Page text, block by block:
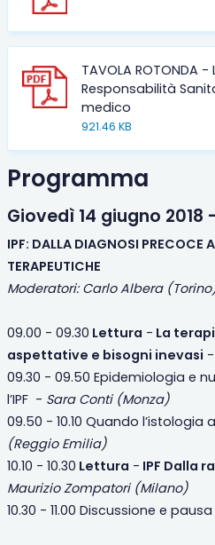
TAVOLA ROTONDA
Responsabilità
medico
921.46 KB
Programma
Giovedì 14 giugno 2018 -
IPF: DALLA DIAGNOSI PRECOCE
TERAPEUTICHE
Moderatori: Carlo Albera
09.00 - 09.30 Lettura - La
aspettative e bisogni inevasi -
09.30 - 09.50 Epidemiologia e
l’IPF - Sara Conti (Monza)
09.50 - 10.10 Quando l’istologia
(Reggio Emilia)
10.10 - 10.30 Lettura - IPF Dalla
Maurizio Zompatori (Milano)
10.30 - 11.00 Discussione e